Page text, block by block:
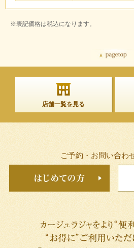
※表記価格は税込になります。
店舗一覧を見る
ご予約・お問い合わ